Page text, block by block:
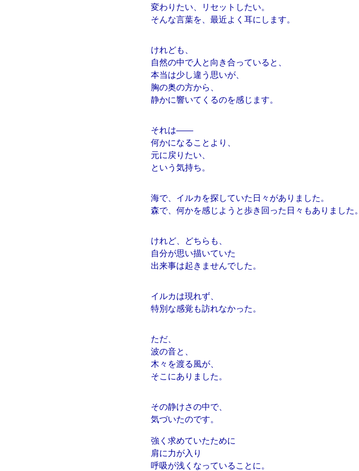
変わりたい、リセットしたい。
そんな言葉を、最近よく耳にします。
けれども、
自然の中で人と向き合っていると、
本当は少し違う思いが、
胸の奥の方から、
静かに響いてくるのを感じます。
それは――
何かになることより、
元に戻りたい、
という気持ち。
海で、イルカを探していた日々がありました。
森で、何かを感じようと歩き回った日々もありました。
けれど、どちらも、
自分が思い描いていた
出来事は起きませんでした。
イルカは現れず、
特別な感覚も訪れなかった。
ただ、
波の音と、
木々を渡る風が、
そこにありました。
その静けさの中で、
気づいたのです。
強く求めていたために
肩に力が入り
呼吸が浅くなっていることに。